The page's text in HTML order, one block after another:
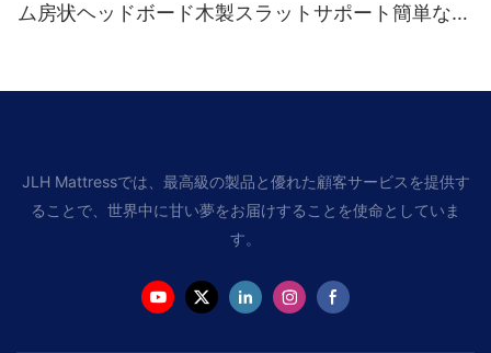
ム房状ヘッドボード木製スラットサポート簡単な組
JLH Mattressでは、最高級の製品と優れた顧客サービスを提供す
ることで、世界中に甘い夢をお届けすることを使命としていま
す。